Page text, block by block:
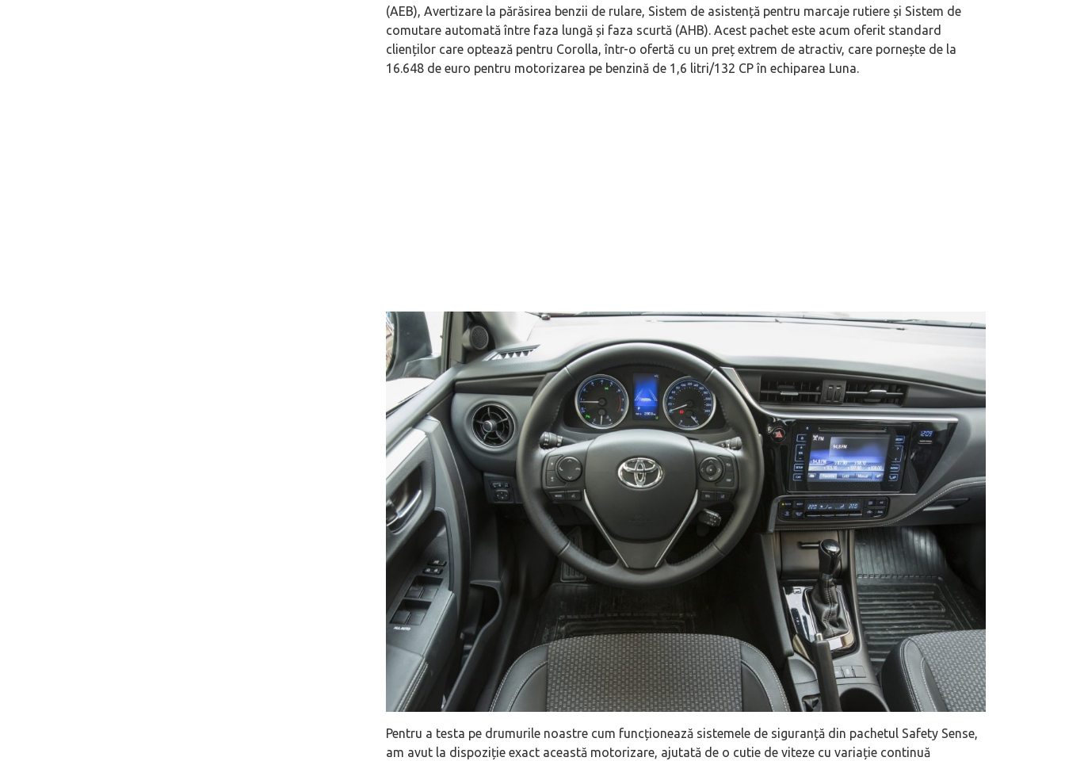
(AEB), Avertizare la părăsirea benzii de rulare, Sistem de asistență pentru marcaje rutiere și Sistem de
comutare automată între faza lungă și faza scurtă (AHB). Acest pachet este acum oferit standard
clienților care optează pentru Corolla, î­ntr-o ofertă cu un preț extrem de atractiv, care pornește de la
16.648 de euro pentru motorizarea pe benzină de 1,6 litri/132 CP în echiparea Luna.
Pentru a testa pe drumurile noastre cum funcționează sistemele de siguranță din pachetul Safety Sense,
am avut la dispoziție exact această motorizare, ajutată de o cutie de viteze cu variație continuă